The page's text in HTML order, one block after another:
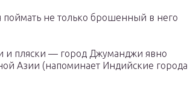
не только брошенный в него
и пляски — город Джуманджи явно
Азии (напоминает Индийские города